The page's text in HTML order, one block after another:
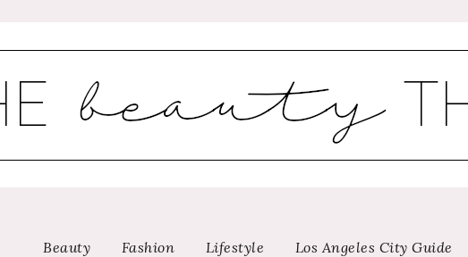
Beauty Fashion Lifestyle Los Angeles City Guide